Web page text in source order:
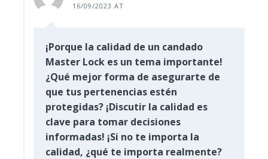
16/09/2023 AT
¡Porque la calidad de un candado
Master Lock es un tema importante!
¿Qué mejor forma de asegurarte de
que tus pertenencias estén
protegidas? ¡Discutir la calidad es
clave para tomar decisiones
informadas! ¡Si no te importa la
calidad, ¿qué te importa realmente?